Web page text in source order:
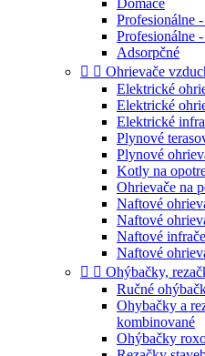
Domáce
Profesionálne
Profesionálne
Adsorpčné
  Ohrievače
Elektrické
Elektrické
Elektrické
Plynové
Plynové
Kotly na
Ohrievače na
Naftové
Naftové
Naftové
Naftové
  Ohýbačky,
Ručné
Ohybačky a
kombinované
Ohýbačky